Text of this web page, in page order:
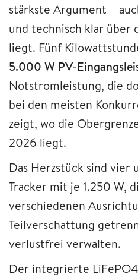
stärkste Argument –
und technisch klar über
liegt. Fünf
5.000 W PV-
Notstromleistung, die
bei den meisten
zeigt, wo die
2026 liegt.
Das Herzstück sind vier
Tracker mit je 1.250 W,
verschiedenen
Teilverschattung
verlustfrei verwalten.
Der integrierte